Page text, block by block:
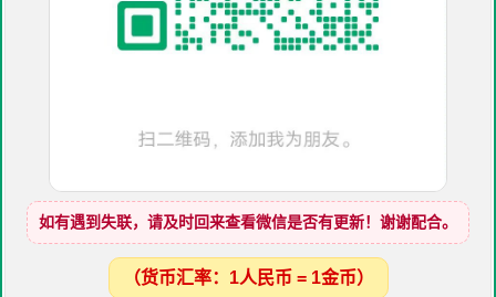
如有遇到失联，请及时回来查看微信是否有更新！谢谢配合。
（货币汇率：1人民币 = 1金币）